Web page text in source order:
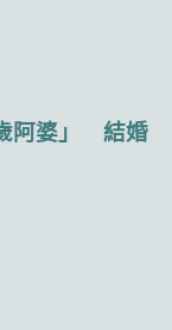
阿婆」 結婚